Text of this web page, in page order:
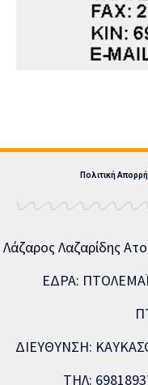
Πολιτική
Λάζαρος Λαζαρίδης
ΕΔΡΑ:
ΔΙΕΥΘΥΝΣΗ:
ΤΗΛ: